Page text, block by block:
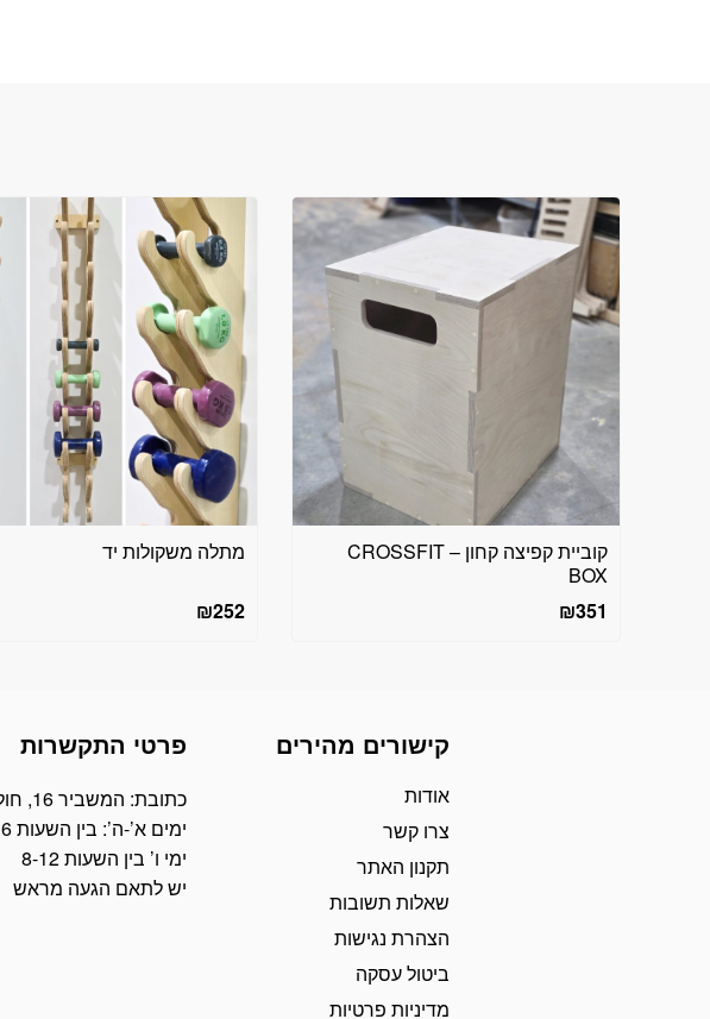
קוביית קפיצה קחון – CROSSFIT
BOX
₪351
מתלה משקולות יד
₪252
קישורים מהירים
אודות
צרו קשר
תקנון האתר
שאלות תשובות
הצהרת נגישות
ביטול עסקה
מדיניות פרטיות
פרטי התקשרות
כתובת: המשביר 16, חולון
ימים א’-ה’: בין השעות 8-16
ימי ו’ בין השעות 8-12
יש לתאם הגעה מראש